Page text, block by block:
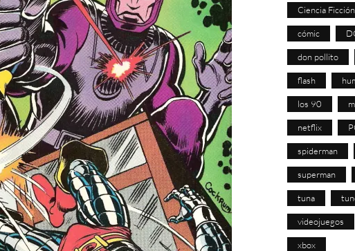
Ciencia Ficción
cómic
don pollito
flash
los 90
netflix
spiderman
superman
tuna
videojuegos
xbox